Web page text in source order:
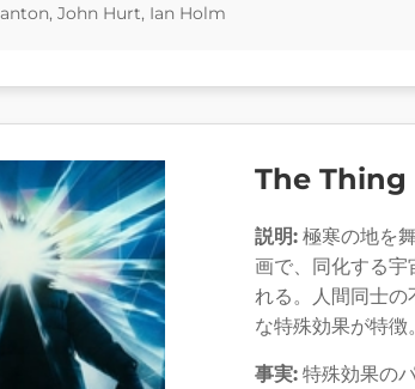
John Hurt, Ian Holm
The Thing
説明: 極寒の地を
画で、同化する宇
れる。人間同士の
な特殊効果が特徴。
事実: 特殊効果の